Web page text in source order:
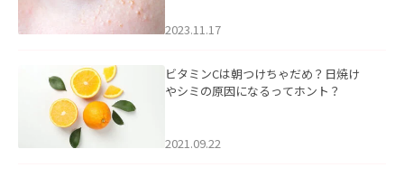
2023.11.17
ビタミンCは朝つけちゃだめ？日焼け
やシミの原因になるってホント？
2021.09.22